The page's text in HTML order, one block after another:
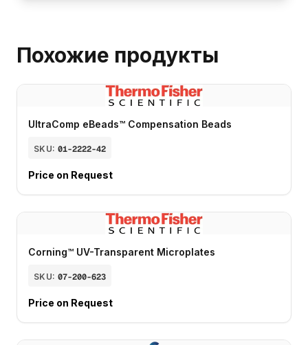
Похожие продукты
UltraComp eBeads™ Compensation Beads
SKU: 01-2222-42
Price on Request
Corning™ UV-Transparent Microplates
SKU: 07-200-623
Price on Request